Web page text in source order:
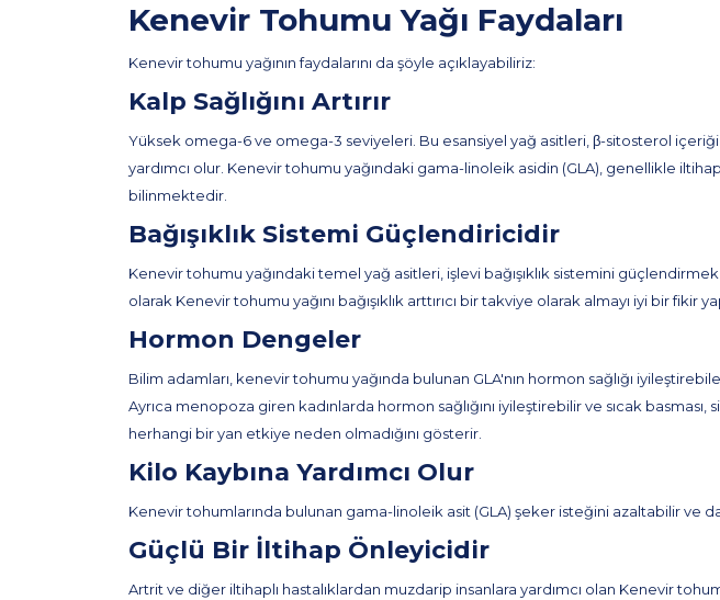
Kenevir Tohumu Yağı Faydaları
Kenevir tohumu yağının faydalarını da şöyle açıklayabiliriz:
Kalp Sağlığını Artırır
Yüksek omega-6 ve omega-3 seviyeleri. Bu esansiyel yağ asitleri, β-sitosterol
yardımcı olur. Kenevir tohumu yağındaki gama-linoleik asidin (GLA), genellikle
bilinmektedir.
Bağışıklık Sistemi Güçlendiricidir
Kenevir tohumu yağındaki temel yağ asitleri, işlevi bağışıklık sistemini
olarak Kenevir tohumu yağını bağışıklık arttırıcı bir takviye olarak almayı iyi bir fikir
Hormon Dengeler
Bilim adamları, kenevir tohumu yağında bulunan GLA'nın hormon sağlığı
Ayrıca menopoza giren kadınlarda hormon sağlığını iyileştirebilir ve sıcak
herhangi bir yan etkiye neden olmadığını gösterir.
Kilo Kaybına Yardımcı Olur
Kenevir tohumlarında bulunan gama-linoleik asit (GLA) şeker isteğini azaltabilir ve
Güçlü Bir İltihap Önleyicidir
Artrit ve diğer iltihaplı hastalıklardan muzdarip insanlara yardımcı olan Kenevir